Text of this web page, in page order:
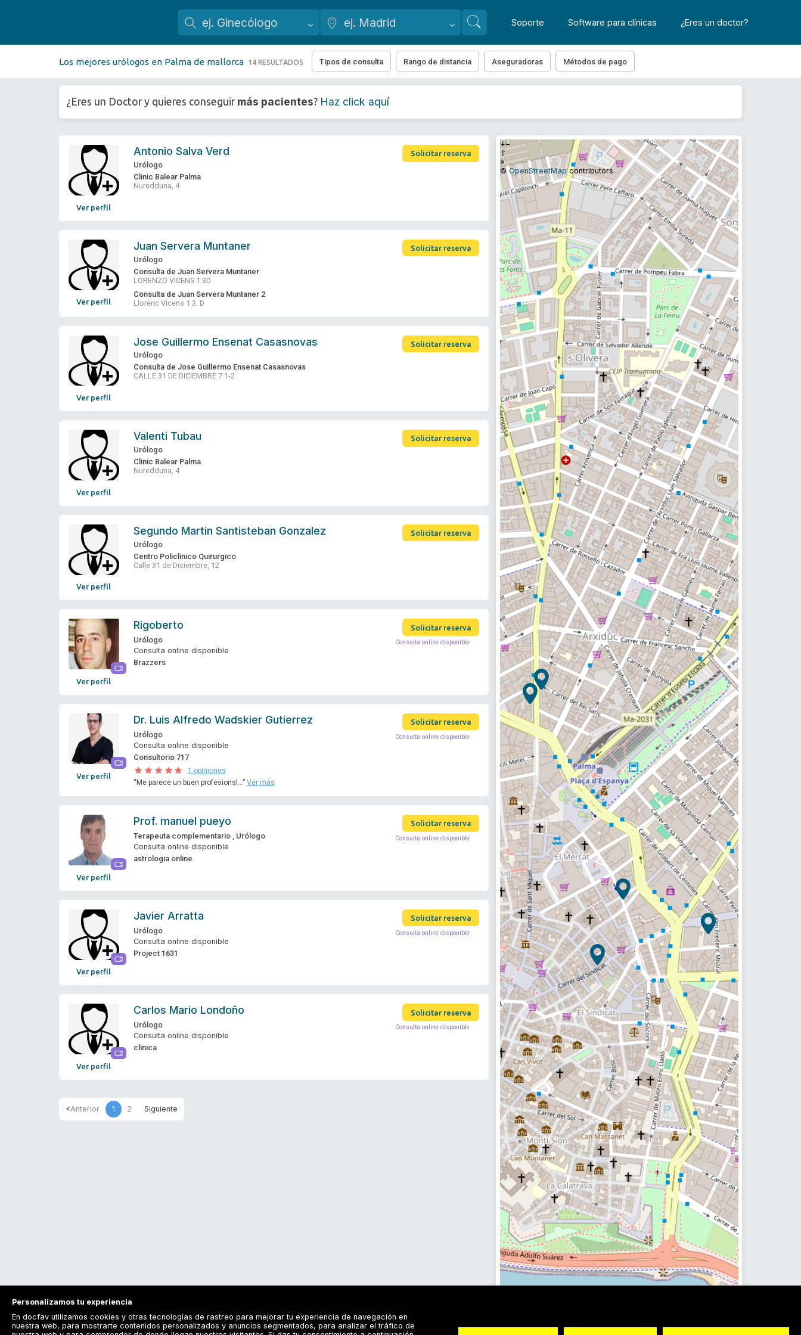
Soporte Software para clínicas ¿Eres un doctor?
Los mejores urólogos en Palma de mallorca 14 RESULTADOS Tipos de consulta Rango de distancia Aseguradoras Métodos de pago
¿Eres un Doctor y quieres conseguir más pacientes? Haz click aquí
Ver perfil
Antonio Salva Verd Solicitar reserva
Urólogo
Clinic Balear Palma
Nuredduna, 4
Ver perfil
Juan Servera Muntaner Solicitar reserva
Urólogo
Consulta de Juan Servera Muntaner
LORENZO VICENS 1 3D
Consulta de Juan Servera Muntaner 2
Llorenc Vicens 1 3. D
Ver perfil
Jose Guillermo Ensenat Casasnovas Solicitar reserva
Urólogo
Consulta de Jose Guillermo Ensenat Casasnovas
CALLE 31 DE DICIEMBRE 7 1-2
Ver perfil
Valenti Tubau Solicitar reserva
Urólogo
Clinic Balear Palma
Nuredduna, 4
Ver perfil
Segundo Martin Santisteban Gonzalez Solicitar reserva
Urólogo
Centro Policlinico Quirurgico
Calle 31 de Diciembre, 12
Ver perfil
Rigoberto Solicitar reserva
Urólogo Consulta online disponible
Consulta online disponible
Brazzers
Ver perfil
Dr. Luis Alfredo Wadskier Gutierrez Solicitar reserva
Urólogo Consulta online disponible
Consulta online disponible
Consultorio 717
1 opiniones
“Me parece un buen profesionsl...” Ver más
Ver perfil
Prof. manuel pueyo Solicitar reserva
Terapeuta complementario Urólogo Consulta online disponible
Consulta online disponible
astrologia online
Ver perfil
Javier Arratta Solicitar reserva
Urólogo Consulta online disponible
Consulta online disponible
Project 1631
Ver perfil
Carlos Mario Londoño Solicitar reserva
Urólogo Consulta online disponible
Consulta online disponible
clinica
1 2
+−
⇧
»
© OpenStreetMapcontributors.
Personalizamos tu experiencia
En docfav utilizamos cookies y otras tecnologías de rastreo para mejorar tu experiencia de navegación en
nuestra web, para mostrarte contenidos personalizados y anuncios segmentados, para analizar el tráfico de